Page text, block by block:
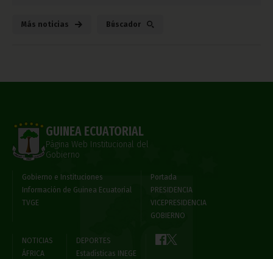
Más noticias Búscador
GUINEA ECUATORIAL
Página Web Institucional del
Gobierno
Gobierno e Instituciones
Información de Guinea Ecuatorial
TVGE
Portada
PRESIDENCIA
VICEPRESIDENCIA
GOBIERNO
NOTICIAS
ÁFRICA
DEPORTES
Estadísticas INEGE